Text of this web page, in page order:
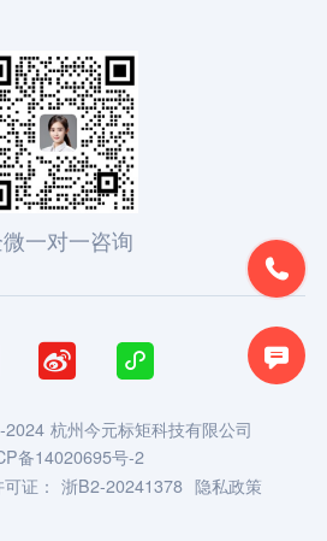


一对一咨询
 
杭州今元标矩科技有限公司
备14020695号-2
证： 浙B2-20241378 隐私政策